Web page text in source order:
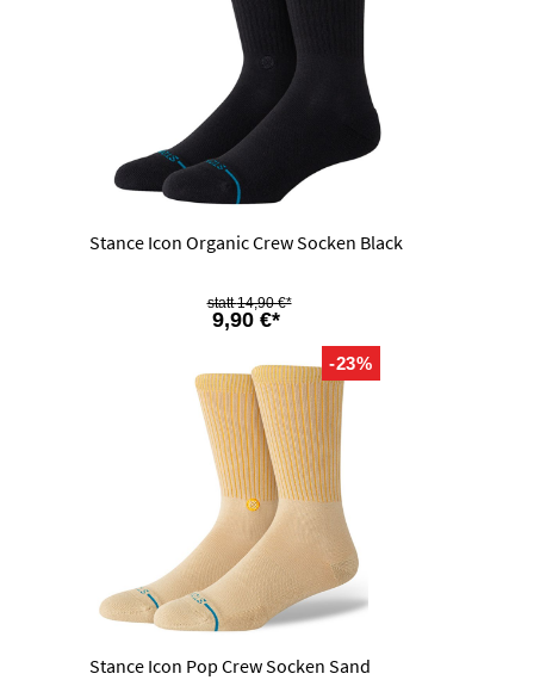
Stance Icon Organic Crew Socken Black
9,90 €*
14,90 €*
-23%
Stance Icon Pop Crew Socken Sand